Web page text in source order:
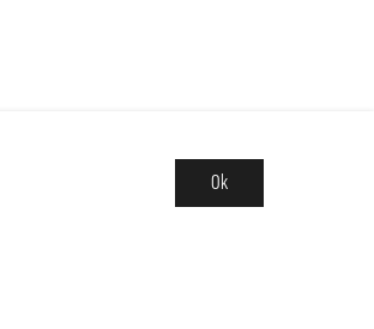
Ok